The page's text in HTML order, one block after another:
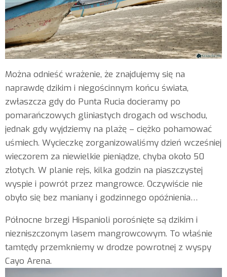
Można odnieść wrażenie, że znajdujemy się na
naprawdę dzikim i niegościnnym końcu świata,
zwłaszcza gdy do Punta Rucia docieramy po
pomarańczowych gliniastych drogach od wschodu,
jednak gdy wyjdziemy na plażę – ciężko pohamować
uśmiech. Wycieczkę zorganizowaliśmy dzień wcześniej
wieczorem za niewielkie pieniądze, chyba około 50
złotych. W planie rejs, kilka godzin na piaszczystej
wyspie i powrót przez mangrowce. Oczywiście nie
obyło się bez maniany i godzinnego opóźnienia…
Północne brzegi Hispanioli porośnięte są dzikim i
niezniszczonym lasem mangrowcowym. To właśnie
tamtędy przemkniemy w drodze powrotnej z wyspy
Cayo Arena.